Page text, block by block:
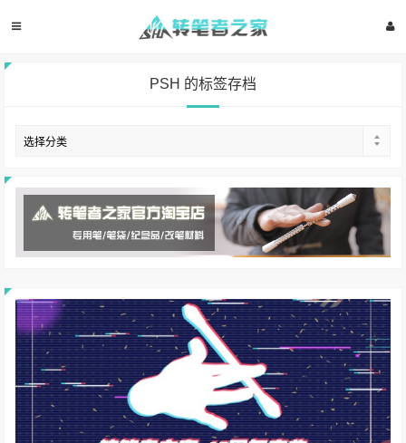
PSH 的标签存档